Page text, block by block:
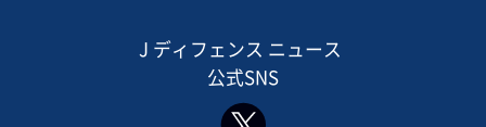
J ディフェンス ニュース
公式SNS